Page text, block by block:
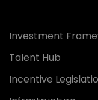
Investment
Talent Hub
Incentive